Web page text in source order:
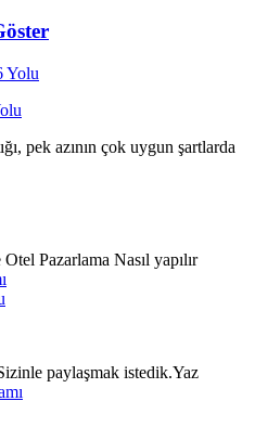
pek azının çok uygun şartlarda
Pazarlama Nasıl yapılır
paylaşmak istedik.Yaz